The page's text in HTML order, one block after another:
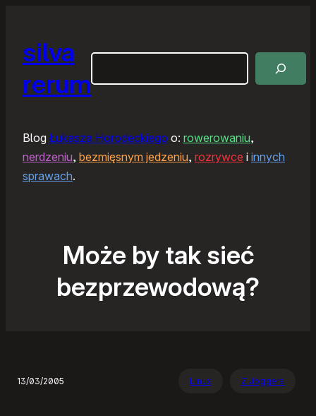
silva
rerum
Blog Łukasza Horodeckiego o: rowerowaniu,
nerdzeniu, bezmięsnym jedzeniu, rozrywce i innych
sprawach.
Może by tak sieć
bezprzewodową?
13/03/2005 Linux Z Joggera